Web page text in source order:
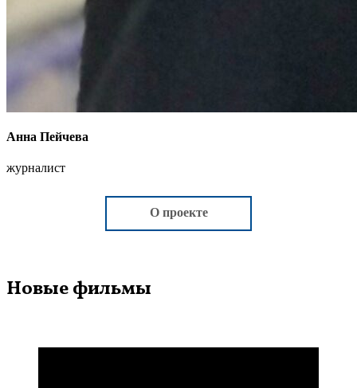
Анна Пейчева
журналист
О проекте
Новые фильмы